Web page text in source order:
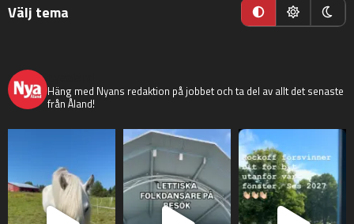
Välj tema
Häng med Nyans redaktion på jobbet och ta del av allt det senaste
från Åland!